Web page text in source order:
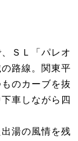
ＳＬ「パレオ
路線。関東平
のカーブを抜
車しながら四
湯の風情を残